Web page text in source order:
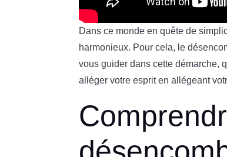
Dans ce monde en quête de
harmonieux. Pour cela, le
vous guider dans cette démarche,
alléger votre esprit en allégeant